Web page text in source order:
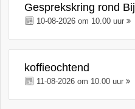
Gesprekskring rond
10-08-2026 om 10.00 uur
koffieochtend
11-08-2026 om 10.00 uur